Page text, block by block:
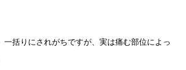
一括りにされがちですが、実は痛む部位によっ